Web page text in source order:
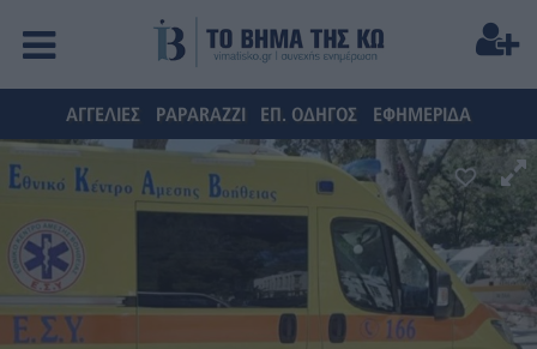
ΑΓΓΕΛΙΕΣ PAPARAZZI ΕΠ. ΟΔΗΓΟΣ ΕΦΗΜΕΡΙΔΑ